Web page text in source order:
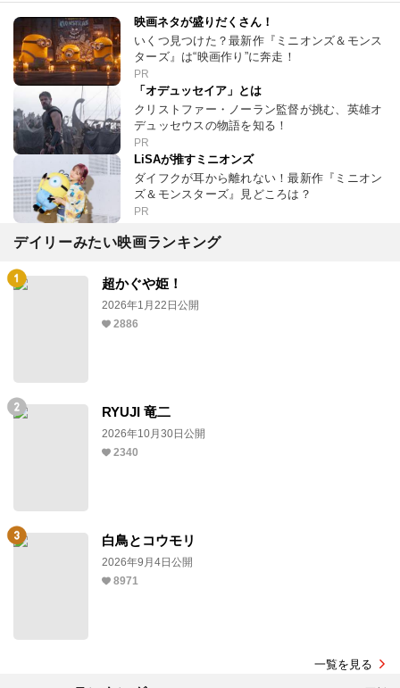
映画ネタが盛りだくさん！
いくつ見つけた？最新作『ミニオンズ＆モンス
ターズ』は“映画作り”に奔走！
PR
「オデュッセイア」とは
クリストファー・ノーラン監督が挑む、英雄オ
デュッセウスの物語を知る！
PR
LiSAが推すミニオンズ
ダイフクが耳から離れない！最新作『ミニオン
ズ＆モンスターズ』見どころは？
PR
デイリーみたい映画ランキング
超かぐや姫！
2026年1月22日公開
2886
RYUJI 竜二
2026年10月30日公開
2340
白鳥とコウモリ
2026年9月4日公開
8971
一覧を見る